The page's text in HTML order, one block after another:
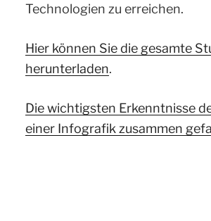
Technologien zu erreichen.
Hier können Sie die gesamte
herunterladen.
Die wichtigsten Erkenntnisse
einer Infografik zusammen